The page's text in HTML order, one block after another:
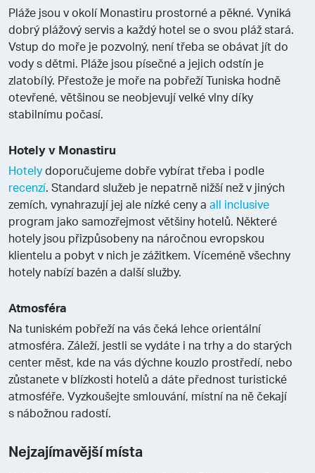
Pláže jsou v okolí Monastiru prostorné a pěkné. Vyniká
dobrý plážový servis a každý hotel se o svou pláž stará.
Vstup do moře je pozvolný, není třeba se obávat jít do
vody s dětmi. Pláže jsou písečné a jejich odstín je
zlatobílý. Přestože je moře na pobřeží Tuniska hodně
otevřené, většinou se neobjevují velké vlny díky
stabilnímu počasí.
Hotely v Monastiru
Hotelydoporučujeme dobře vybírat třeba i podle
recenzí. Standard služeb je nepatrně nižší než v jiných
zemích, vynahrazují jej ale nízké ceny a all inclusive
program jako samozřejmost většiny hotelů. Některé
hotely jsou přizpůsobeny na náročnou evropskou
klientelu a pobyt v nich je zážitkem. Víceméně všechny
hotely nabízí bazén a další služby.
Atmosféra
Na tuniském pobřeží na vás čeká lehce orientální
atmosféra. Záleží, jestli se vydáte i na trhy a do starých
center měst, kde na vás dýchne kouzlo prostředí, nebo
zůstanete v blízkosti hotelů a dáte přednost turistické
atmosféře. Vyzkoušejte smlouvání, místní na ně čekají
s nábožnou radostí.
Nejzajímavější místa